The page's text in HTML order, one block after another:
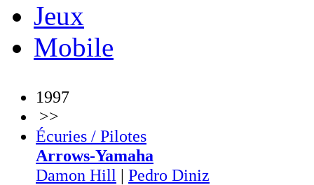
Jeux
Mobile
1997
>>
Écuries / Pilotes
Arrows-Yamaha
Damon Hill | Pedro Diniz